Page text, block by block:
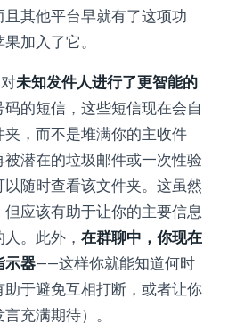
其他平台早就有了这项功
加入了它。
未知发件人进行了更智能的
的短信，这些短信现在会自
，而不是堆满你的主收件
潜在的垃圾邮件或一次性验
随时查看该文件夹。这虽然
应该有助于让你的主要信息
。此外， 在群聊中，你现在
示器——这样你就能知道何时
于避免互相打断，或者让你
充满期待）。